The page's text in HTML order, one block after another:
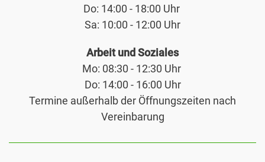
Do: 14:00 - 18:00 Uhr
Sa: 10:00 - 12:00 Uhr
Arbeit und Soziales
Mo: 08:30 - 12:30 Uhr
Do: 14:00 - 16:00 Uhr
Termine außerhalb der Öffnungszeiten nach
Vereinbarung